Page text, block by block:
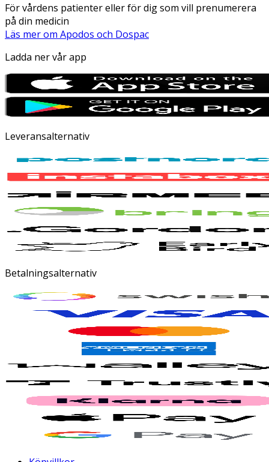
För vårdens patienter eller för dig som vill prenumerera
på din medicin
Läs mer om Apodos och Dospac
Ladda ner vår app
Leveransalternativ
Betalningsalternativ